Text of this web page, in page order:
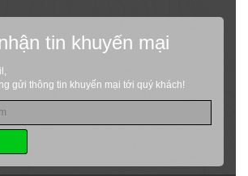
tin khuyến mại
gửi thông tin khuyến mại tới quý khách!